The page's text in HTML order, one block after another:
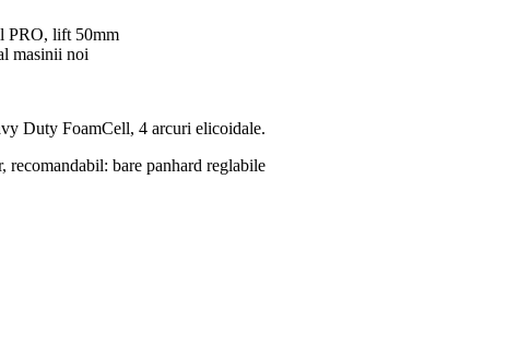
PRO, lift 50mm
masinii noi
Duty FoamCell, 4 arcuri elicoidale.
recomandabil: bare panhard reglabile